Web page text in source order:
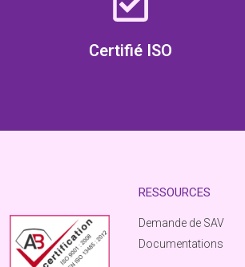
Certifié ISO
RESSOURCES
Demande de SAV
Documentations